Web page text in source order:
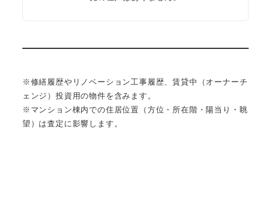
※修繕履歴やリノベーション工事履歴、賃貸中（オーナーチ
ェンジ）投資用の物件を含みます。
※マンション棟内での住居位置（方位・所在階・陽当り・眺
望）は査定に影響します。